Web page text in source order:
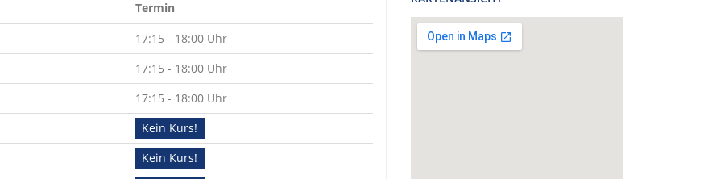
Termin
17:15 - 18:00 Uhr
17:15 - 18:00 Uhr
17:15 - 18:00 Uhr
Kein Kurs!
Kein Kurs!